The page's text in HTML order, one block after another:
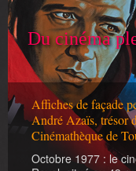
Du cinéma
Affiches de façade
André Azaïs, trésor
Cinémathèque de
Octobre 1977 : le